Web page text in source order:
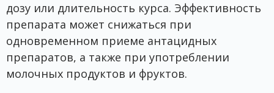
дозу или длительность курса. Эффективность
препарата может снижаться при
одновременном приеме антацидных
препаратов, а также при употреблении
молочных продуктов и фруктов.